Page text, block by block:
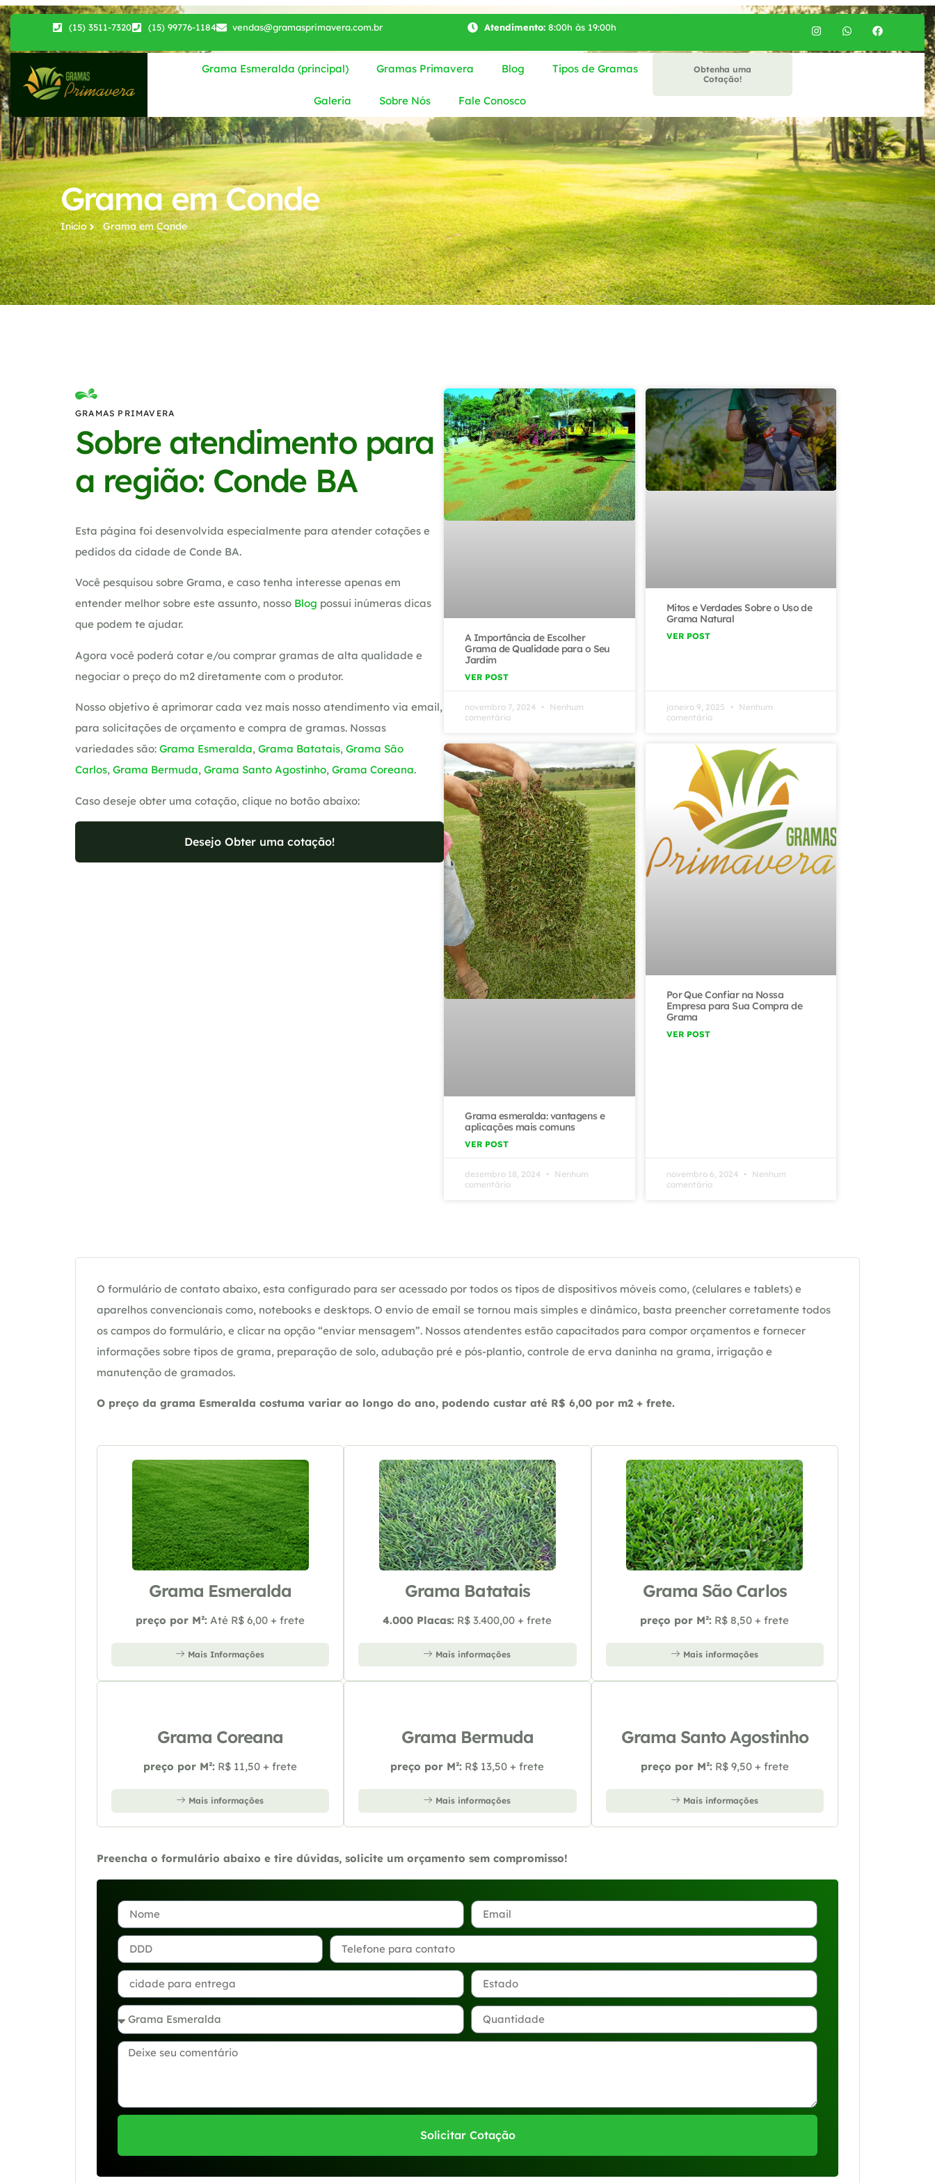
(15) 3511-7320 (15) 99776-1184 vendas@gramasprimavera.com.br Atendimento:8:00h às 19:00h
Grama Esmeralda (principal) Gramas Primavera Blog Tipos de Gramas
Galeria Sobre Nós Fale Conosco
Obtenha uma
Cotação!
Grama em Conde
Início Grama​ em Conde
GRAMAS PRIMAVERA
Sobre atendimento para
a região: Conde BA
Esta página foi desenvolvida especialmente para atender cotações e
pedidos da cidade de Conde BA.
Você pesquisou sobre Grama, e caso tenha interesse apenas em
entender melhor sobre este assunto, nosso Blog possui inúmeras dicas
que podem te ajudar.
Agora você poderá cotar e/ou comprar gramas de alta qualidade e
negociar o preço do m2 diretamente com o produtor.
Nosso objetivo é aprimorar cada vez mais nosso atendimento via email,
para solicitações de orçamento e compra de gramas. Nossas
variedades são: Grama Esmeralda, Grama Batatais, Grama São
Carlos, Grama Bermuda, Grama Santo Agostinho, Grama Coreana.
Caso deseje obter uma cotação, clique no botão abaixo:
Desejo Obter uma cotação!
A Importância de Escolher
Grama de Qualidade para o Seu
Jardim
VER POST
novembro 7, 2024
Nenhum
comentário
Mitos e Verdades Sobre o Uso de
Grama Natural
VER POST
janeiro 9, 2025
Nenhum
comentário
Grama esmeralda: vantagens e
aplicações mais comuns
VER POST
dezembro 18, 2024
Nenhum
comentário
Por Que Confiar na Nossa
Empresa para Sua Compra de
Grama
VER POST
novembro 6, 2024
Nenhum
comentário
O formulário de contato abaixo, esta configurado para ser acessado por todos os tipos de dispositivos móveis como, (celulares e tablets) e
aparelhos convencionais como, notebooks e desktops. O envio de email se tornou mais simples e dinâmico, basta preencher corretamente todos
os campos do formulário, e clicar na opção “enviar mensagem”. Nossos atendentes estão capacitados para compor orçamentos e fornecer
informações sobre tipos de grama, preparação de solo, adubação pré e pós-plantio, controle de erva daninha na grama, irrigação e
manutenção de gramados.
O preço da grama Esmeralda costuma variar ao longo do ano, podendo custar até R$ 6,00 por m2 + frete.
Grama Esmeralda
preço por M²: Até R$ 6,00 + frete
Mais Informações
Grama Batatais
4.000 Placas: R$ 3.400,00 + frete
Mais informações
Grama São Carlos
preço por M²: R$ 8,50 + frete
Mais informações
Grama Coreana
preço por M²: R$ 11,50 + frete
Mais informações
Grama Bermuda
preço por M²: R$ 13,50 + frete
Mais informações
Grama Santo Agostinho
preço por M²: R$ 9,50 + frete
Mais informações
Preencha o formulário abaixo e tire dúvidas, solicite um orçamento sem compromisso!
Solicitar Cotação